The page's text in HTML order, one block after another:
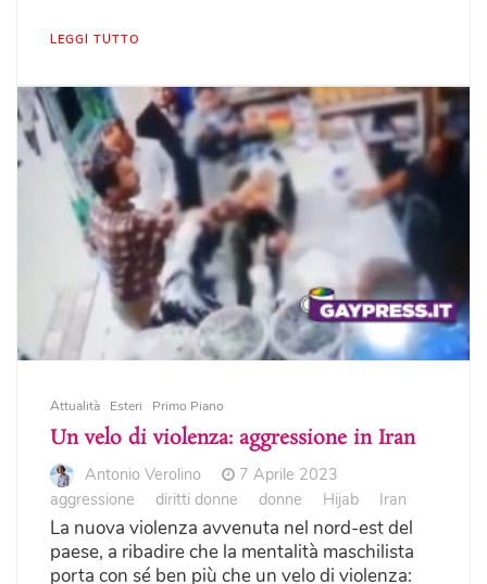
LEGGI TUTTO
Attualità Esteri Primo Piano
Un velo di violenza: aggressione in Iran
Antonio Verolino
7 Aprile 2023
aggressione
diritti donne donne Hijab Iran
La nuova violenza avvenuta nel nord-est del
paese, a ribadire che la mentalità maschilista
porta con sé ben più che un velo di violenza: